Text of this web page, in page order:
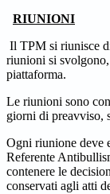
RIUNIONI
Il TPM si riunisce
riunioni si
piattaforma.
Le riunioni sono
giorni di preavviso,
Ogni riunione deve
Referente
contenere le
conservati agli atti